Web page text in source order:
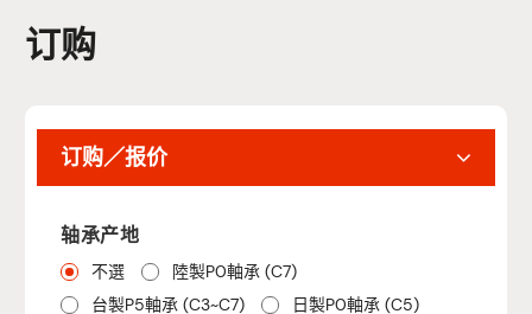
订购
订购／报价
轴承产地
不選
陸製P0軸承 (C7)
台製P5軸承 (C3~C7)
日製P0軸承 (C5)